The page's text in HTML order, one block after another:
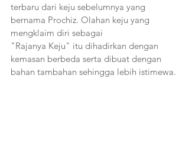
terbaru dari keju sebelumnya yang
bernama Prochiz. Olahan keju yang
mengklaim diri sebagai
"Rajanya Keju" itu dihadirkan dengan
kemasan berbeda serta dibuat dengan
bahan tambahan sehingga lebih istimewa.